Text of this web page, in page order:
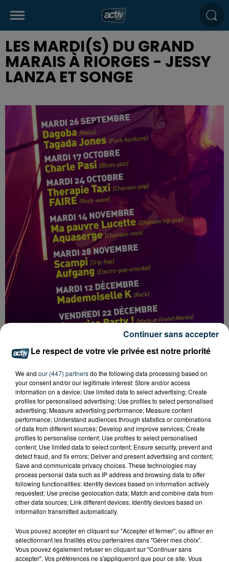
LES MARDI(S) DU GRAND
MARAIS À RIORGES - JESSY
LANZA ET SONGE
Tarif Payant
Mardi 28 mars à 20H30 dans le cadre des Mardi(s) du
Grand Marais à Riorges : Jessy Lanza utilise la soul et le
R'n'B comme matière première d'une aventure
électronique avant-gardiste.
Songe propose un R'n'B lunaire, dans la veine de Mia.
Le respect de votre vie privée est notre priorité
We and our (447) partnersdo the following data processing based on
your consent and/or our legitimate interest: Store and/or access
information on a device; Use limited data to select advertising; Create
profiles for personalised advertising; Use profiles to select personalised
advertising; Measure advertising performance; Measure content
performance; Understand audiences through statistics or combinations
of data from different sources; Develop and improve services; Create
profiles to personalise content; Use profiles to select personalised
content; Use limited data to select content; Ensure security, prevent and
detect fraud, and fix errors; Deliver and present advertising and content;
Save and communicate privacy choices. These technologies may
process personal data such as IP address and browsing data to offer
following functionalities: Identify devices based on information actively
requested; Use precise geolocation data; Match and combine data from
other data sources; Link different devices; Identify devices based on
information transmitted automatically.
Vous pouvez accepter en cliquant sur "Accepter et fermer", ou affiner en
sélectionnant les finalités et/ou partenaires dans "Gérer mes choix".
Vous pouvez également refuser en cliquant sur "Continuer sans
accepter". Vos préférences ne s'appliqueront que pour ce site. Vous
Continuer sans accepter